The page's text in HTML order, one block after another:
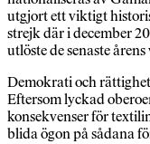
utgjort ett viktigt
strejk där i december
utlöste de senaste
Demokrati och
Eftersom lyckad
konsekvenser för
blida ögon på sådana